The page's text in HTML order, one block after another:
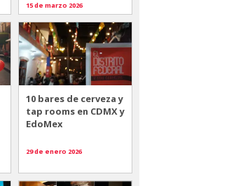
15 de marzo 2026
10 bares de cerveza y
tap rooms en CDMX y
EdoMex
29 de enero 2026